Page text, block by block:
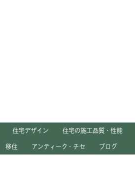
住宅デザイン
住宅の施工品質・性能
移住 アンティーク・チセ ブログ